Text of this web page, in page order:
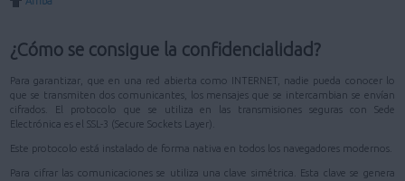
¿Cómo se consigue la confidencialidad?
Para garantizar, que en una red abierta como INTERNET, nadie pueda conocer lo
que se transmiten dos comunicantes, los mensajes que se intercambian se envían
cifrados. El protocolo que se utiliza en las transmisiones seguras con Sede
Electrónica es el SSL-3 (Secure Sockets Layer).
Este protocolo está instalado de forma nativa en todos los navegadores modernos.
Para cifrar las comunicaciones se utiliza una clave simétrica. Esta clave se genera